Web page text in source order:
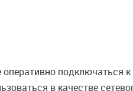
подключаться к
в качестве